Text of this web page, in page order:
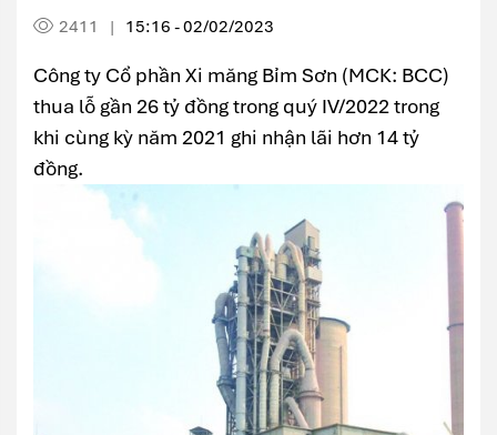
2411 | 15:16 - 02/02/2023
Công ty Cổ phần Xi măng Bỉm Sơn (MCK: BCC)
thua lỗ gần 26 tỷ đồng trong quý IV/2022 trong
khi cùng kỳ năm 2021 ghi nhận lãi hơn 14 tỷ
đồng.